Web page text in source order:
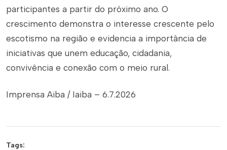
participantes a partir do próximo ano. O
crescimento demonstra o interesse crescente pelo
escotismo na região e evidencia a importância de
iniciativas que unem educação, cidadania,
convivência e conexão com o meio rural.
Imprensa Aiba / Iaiba – 6.7.2026
Tags: